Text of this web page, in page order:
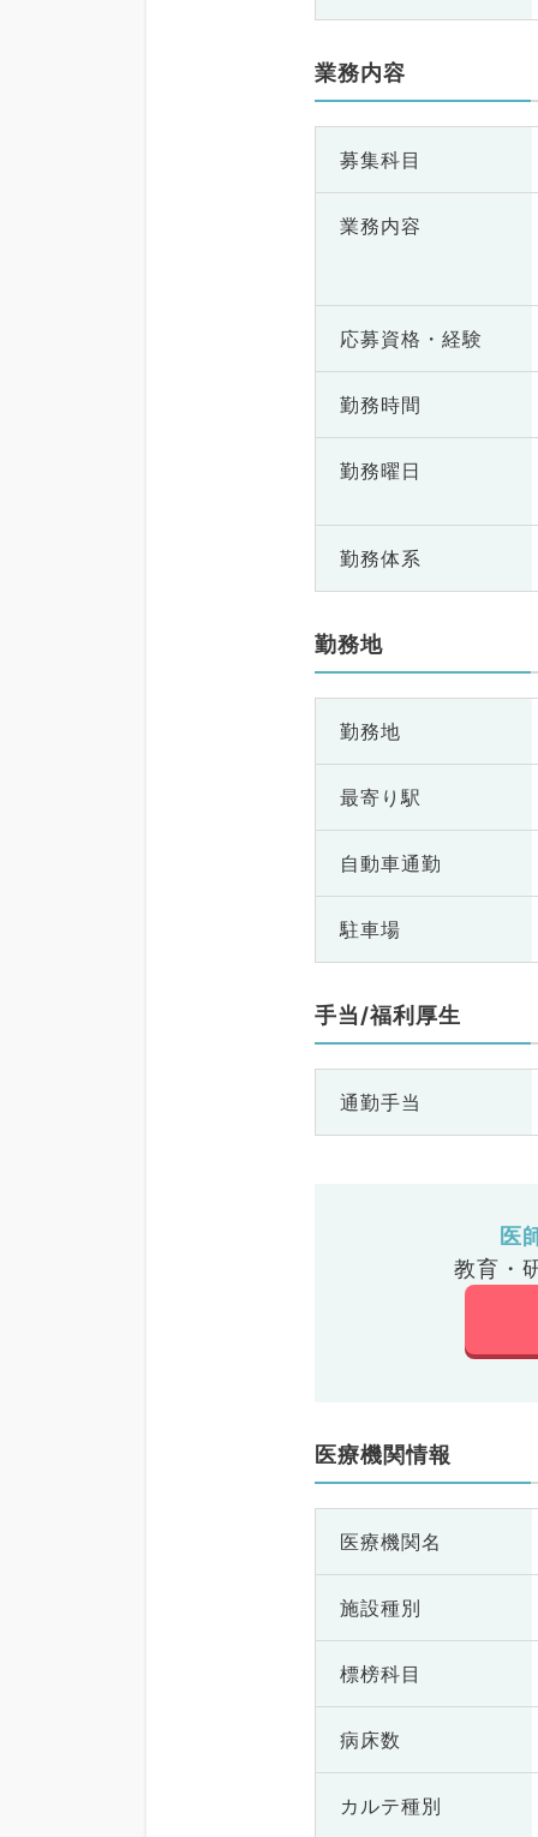
業務内容
募集科目
業務内容
応募資格・ 経験
勤務時間
勤務曜日
勤務体系
勤務地
勤務地
最寄り駅
自動車通勤
駐車場
手当/福利厚生
通勤手当
医
教育・
医療機関情報
医療機関名
施設種別
標榜科目
病床数
カルテ種別